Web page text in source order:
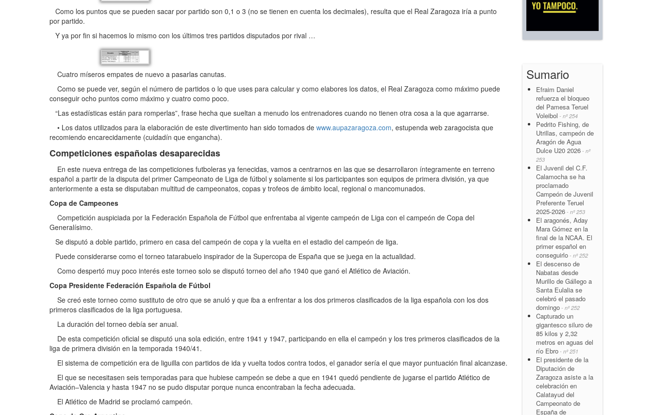
Como los puntos que se pueden sacar por partido son 0,1 o 3 (no se tienen en cuenta los decimales), resulta que el Real Zaragoza iría a punto
por partido.
Y ya por fin si hacemos lo mismo con los últimos tres partidos disputados por rival …
Cuatro míseros empates de nuevo a pasarlas canutas.
Como se puede ver, según el número de partidos o lo que uses para calcular y como elabores los datos, el Real Zaragoza como máximo puede
conseguir ocho puntos como máximo y cuatro como poco.
“Las estadísticas están para romperlas”, frase hecha que sueltan a menudo los entrenadores cuando no tienen otra cosa a la que agarrarse.
• Los datos utilizados para la elaboración de este divertimento han sido tomados de www.aupazaragoza.com, estupenda web zaragocista que
recomiendo encarecidamente (cuidadín que engancha).
Competiciones españolas desaparecidas
En este nueva entrega de las competiciones futboleras ya fenecidas, vamos a centrarnos en las que se desarrollaron íntegramente en terreno
español a partir de la disputa del primer Campeonato de Liga de fútbol y solamente si los participantes son equipos de primera división, ya que
anteriormente a esta se disputaban multitud de campeonatos, copas y trofeos de ámbito local, regional o mancomunados.
Copa de Campeones
Competición auspiciada por la Federación Española de Fútbol que enfrentaba al vigente campeón de Liga con el campeón de Copa del
Generalísimo.
Se disputó a doble partido, primero en casa del campeón de copa y la vuelta en el estadio del campeón de liga.
Puede considerarse como el torneo tatarabuelo inspirador de la Supercopa de España que se juega en la actualidad.
Como despertó muy poco interés este torneo solo se disputó torneo del año 1940 que ganó el Atlético de Aviación.
Copa Presidente Federación Española de Fútbol
Se creó este torneo como sustituto de otro que se anuló y que iba a enfrentar a los dos primeros clasificados de la liga española con los dos
primeros clasificados de la liga portuguesa.
La duración del torneo debía ser anual.
De esta competición oficial se disputó una sola edición, entre 1941 y 1947, participando en ella el campeón y los tres primeros clasificados de la
liga de primera división en la temporada 1940/41.
El sistema de competición era de liguilla con partidos de ida y vuelta todos contra todos, el ganador sería el que mayor puntuación final alcanzase.
El que se necesitasen seis temporadas para que hubiese campeón se debe a que en 1941 quedó pendiente de jugarse el partido Atlético de
Aviación–Valencia y hasta 1947 no se pudo disputar porque nunca encontraban la fecha adecuada.
El Atlético de Madrid se proclamó campeón.
Sumario
Efraim Daniel
refuerza el bloqueo
del Pamesa Teruel
Voleibol - nº 254
Pedrito Fishing, de
Utrillas, campeón de
Aragón de Agua
Dulce U20 2026 - nº
253
El Juvenil del C.F.
Calamocha se ha
proclamado
Campeón de Juvenil
Preferente Teruel
2025-2026 - nº 253
El aragonés, Aday
Mara Gómez en la
final de la NCAA. El
primer español en
conseguirlo - nº 252
El descenso de
Nabatas desde
Murillo de Gállego a
Santa Eulalia se
celebró el pasado
domingo - nº 252
Capturado un
gigantesco siluro de
85 kilos y 2,32
metros en aguas del
río Ebro - nº 251
El presidente de la
Diputación de
Zaragoza asiste a la
celebración en
Calatayud del
Campeonato de
España de